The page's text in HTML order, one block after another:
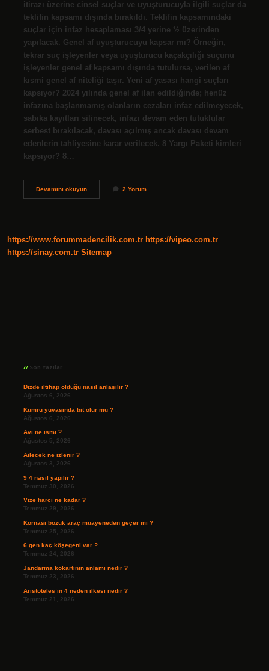
itirazı üzerine cinsel suçlar ve uyuşturucuyla ilgili suçlar da
teklifin kapsamı dışında bırakıldı. Teklifin kapsamındaki
suçlar için infaz hesaplaması 3/4 yerine ½ üzerinden
yapılacak. Genel af uyuşturucuyu kapsar mı? Örneğin,
tekrar suç işleyenler veya uyuşturucu kaçakçılığı suçunu
işleyenler genel af kapsamı dışında tutulursa, verilen af ​​
kısmi genel af niteliği taşır. Yeni af yasası hangi suçları
kapsıyor? 2024 yılında genel af ilan edildiğinde; henüz
infazına başlanmamış olanların cezaları infaz edilmeyecek,
sabıka kayıtları silinecek, infazı devam eden tutuklular
serbest bırakılacak, davası açılmış ancak davası devam
edenlerin tahliyesine karar verilecek. 8 Yargı Paketi kimleri
kapsıyor? 8…
Devamını okuyunYeni
2 Yorum
https://www.forummadencilik.com.tr https://vipeo.com.tr
https://sinay.com.tr Sitemap
Son Yazılar
Dizde iltihap olduğu nasıl anlaşılır ?
Ağustos 6, 2026
Kumru yuvasında bit olur mu ?
Ağustos 6, 2026
Avi ne ismi ?
Ağustos 5, 2026
Ailecek ne izlenir ?
Ağustos 3, 2026
9 4 nasıl yapılır ?
Temmuz 30, 2026
Vize harcı ne kadar ?
Temmuz 29, 2026
Kornası bozuk araç muayeneden geçer mi ?
Temmuz 25, 2026
6 gen kaç köşegeni var ?
Temmuz 24, 2026
Jandarma kokartının anlamı nedir ?
Temmuz 23, 2026
Aristoteles’in 4 neden ilkesi nedir ?
Temmuz 21, 2026